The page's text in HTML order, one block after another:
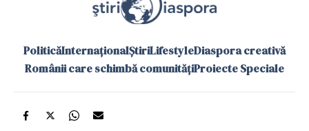
PoliticăInternaționalȘtiriLifestyleDiaspora creativă
Românii care schimbă comunitățiProiecte Speciale